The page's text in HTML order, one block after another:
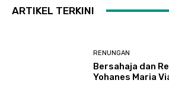
ARTIKEL TERKINI
RENUNGAN
Bersahaja dan
Yohanes Maria